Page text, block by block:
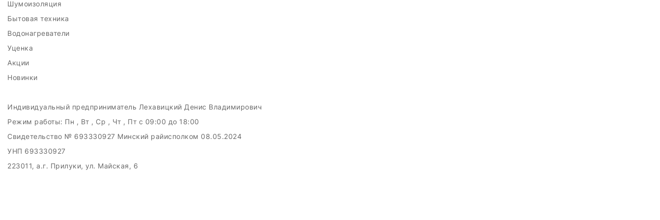
Шумоизоляция
Бытовая техника
Водонагреватели
Уценка
Акции
Новинки
Индивидуальный предприниматель Лехавицкий Денис Владимирович
Режим работы: Пн , Вт , Ср , Чт , Пт c 09:00 до 18:00
Свидетельство № 693330927 Минский райисполком 08.05.2024
УНП 693330927
223011, а.г. Прилуки, ул. Майская, 6